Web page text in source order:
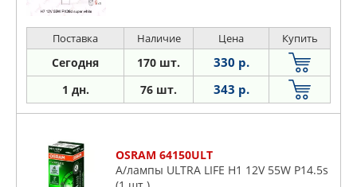
Поставка Наличие Цена Купить
Сегодня 170 шт. 330 р.
1 дн. 76 шт. 343 р.
OSRAM 64150ULT
А/лампы ULTRA LIFE H1 12V 55W P14.5s